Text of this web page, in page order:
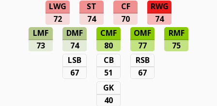
LWG
72
ST
74
CF
70
RWG
74
LMF
73
DMF
74
CMF
80
OMF
77
RMF
75
LSB
67
CB
51
RSB
67
GK
40